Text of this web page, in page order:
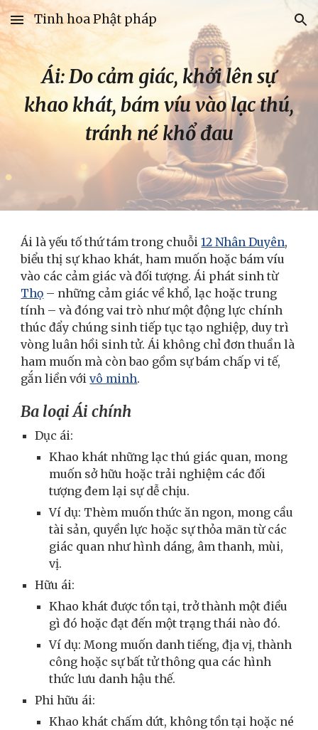
Skip to main content Skip to navigation
Tinh hoa Phật pháp
Ái: Do cảm giác, khởi lên sự
khao khát, bám víu vào lạc thú,
tránh né khổ đau
Ái là yếu tố thứ tám trong chuỗi12 Nhân Duyên,
biểu thị sự khao khát, ham muốn hoặc bám víu
vào các cảm giác và đối tượng. Ái phát sinh từ
Thọ – những cảm giác về khổ, lạc hoặc trung
tính – và đóng vai trò như một động lực chính
thúc đẩy chúng sinh tiếp tục tạo nghiệp, duy trì
vòng luân hồi sinh tử. Ái không chỉ đơn thuần là
ham muốn mà còn bao gồm sự bám chấp vi tế,
gắn liền vớivô minh.
Ba loại Ái chính
Dục ái:
Khao khát những lạc thú giác quan, mong
muốn sở hữu hoặc trải nghiệm các đối
tượng đem lại sự dễ chịu.
Ví dụ: Thèm muốn thức ăn ngon, mong cầu
tài sản, quyền lực hoặc sự thỏa mãn từ các
giác quan như hình dáng, âm thanh, mùi,
vị.
Hữu ái:
Khao khát được tồn tại, trở thành một điều
gì đó hoặc đạt đến một trạng thái nào đó.
Ví dụ: Mong muốn danh tiếng, địa vị, thành
công hoặc sự bất tử thông qua các hình
thức lưu danh hậu thế.
Phi hữu ái:
Khao khát chấm dứt, không tồn tại hoặc né